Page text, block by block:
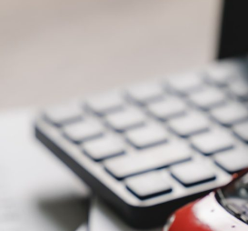
replay-ul trimite un semnal
petrecut, scrollul și
ușor. Un webinar reușit atrage
altcineva îl citează
astfel de mențiune e o
forte în SEO.